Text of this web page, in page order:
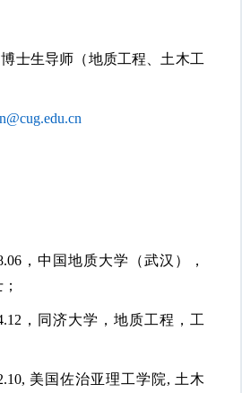
士生导师（地质工程、土木工
，中国地质大学（武汉），
， 同济大学，地质工程，工
美国佐治亚理工学院, 土木